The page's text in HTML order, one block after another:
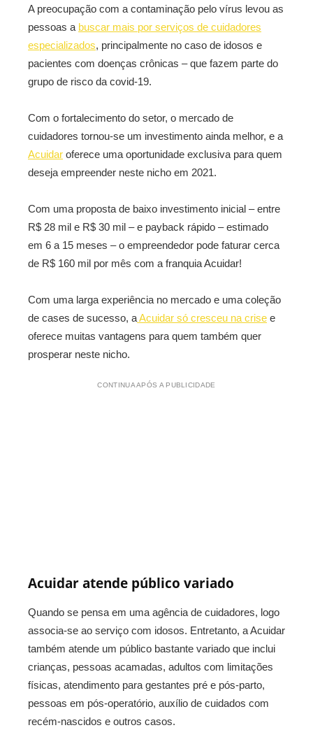
A preocupação com a contaminação pelo vírus levou as
pessoas a buscar mais por serviços de cuidadores
especializados, principalmente no caso de idosos e
pacientes com doenças crônicas – que fazem parte do
grupo de risco da covid-19.
Com o fortalecimento do setor, o mercado de
cuidadores tornou-se um investimento ainda melhor, e a
Acuidar oferece uma oportunidade exclusiva para quem
deseja empreender neste nicho em 2021.
Com uma proposta de baixo investimento inicial – entre
R$ 28 mil e R$ 30 mil – e payback rápido – estimado
em 6 a 15 meses – o empreendedor pode faturar cerca
de R$ 160 mil por mês com a franquia Acuidar!
Com uma larga experiência no mercado e uma coleção
de cases de sucesso, aAcuidar só cresceu na crise e
oferece muitas vantagens para quem também quer
prosperar neste nicho.
CONTINUA APÓS A PUBLICIDADE
Acuidar atende público variado
Quando se pensa em uma agência de cuidadores, logo
associa-se ao serviço com idosos. Entretanto, a Acuidar
também atende um público bastante variado que inclui
crianças, pessoas acamadas, adultos com limitações
físicas, atendimento para gestantes pré e pós-parto,
pessoas em pós-operatório, auxílio de cuidados com
recém-nascidos e outros casos.